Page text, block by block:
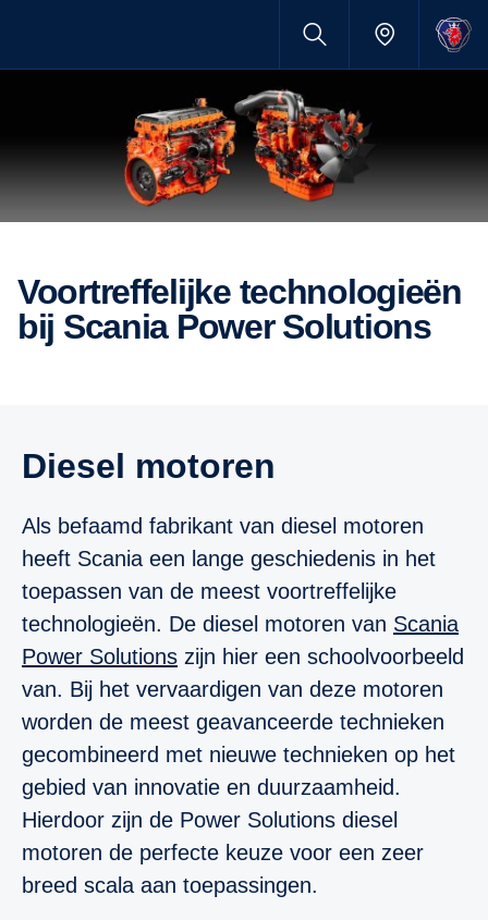
Voortreffelijke technologieën
bij Scania Power Solutions
Diesel motoren
Als befaamd fabrikant van diesel motoren
heeft Scania een lange geschiedenis in het
toepassen van de meest voortreffelijke
technologieën. De diesel motoren van Scania
Power Solutions zijn hier een schoolvoorbeeld
van. Bij het vervaardigen van deze motoren
worden de meest geavanceerde technieken
gecombineerd met nieuwe technieken op het
gebied van innovatie en duurzaamheid.
Hierdoor zijn de Power Solutions diesel
motoren de perfecte keuze voor een zeer
breed scala aan toepassingen.